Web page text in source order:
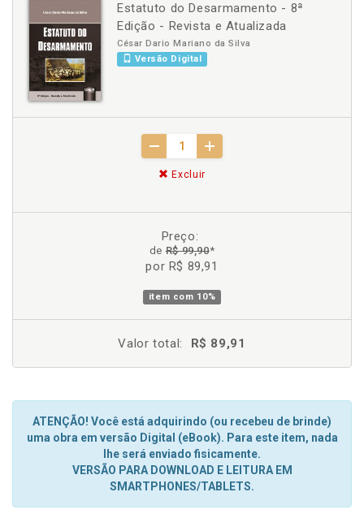
Estatuto do Desarmamento - 8ª
Edição - Revista e Atualizada
César Dario Mariano da Silva
Versão Digital
Excluir
Preço:
deR$ 99,90*
por R$ 89,91
item com 10%
Valor total: R$ 89,91
ATENÇÃO! Você está adquirindo (ou recebeu de brinde)
uma obra em versão Digital (eBook). Para este item, nada
lhe será enviado fisicamente.
VERSÃO PARA DOWNLOAD E LEITURA EM
SMARTPHONES/TABLETS.